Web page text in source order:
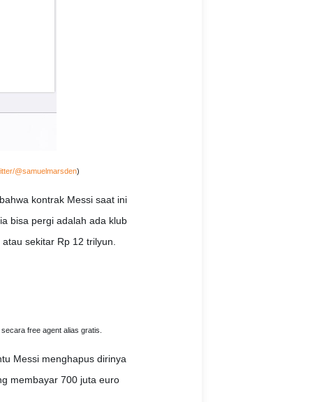
@samuelmarsden)
kontrak Messi saat ini
bisa pergi adalah ada klub
sekitar Rp 12 trilyun.
free agent alias gratis.
Messi menghapus dirinya
membayar 700 juta euro